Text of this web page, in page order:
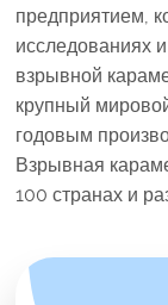
предприятием,
исследованиях
взрывной
крупный
годовым
Взрывная
100 странах и